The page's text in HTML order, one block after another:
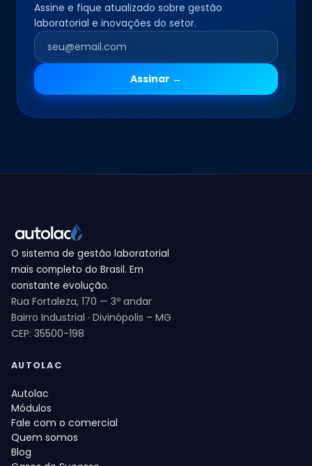
Assine e fique atualizado sobre gestão
laboratorial e inovações do setor.
Assinar →
O sistema de gestão laboratorial
mais completo do Brasil. Em
constante evolução.
Rua Fortaleza, 170 — 3º andar
Bairro Industrial · Divinópolis – MG
CEP: 35500-198
AUTOLAC
Autolac
Módulos
Fale com o comercial
Quem somos
Blog